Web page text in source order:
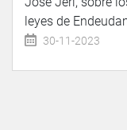
leyes de
30-11-2023